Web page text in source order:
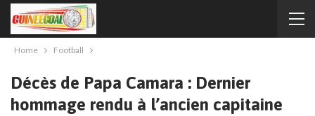
Home Football
Décès de Papa Camara : Dernier
hommage rendu à l’ancien capitaine